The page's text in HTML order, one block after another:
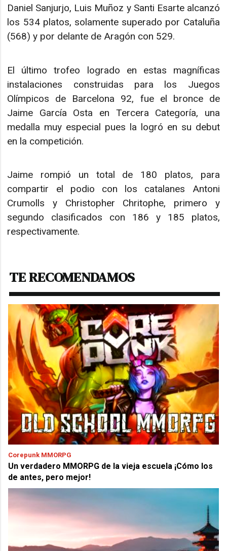
Daniel Sanjurjo, Luis Muñoz y Santi Esarte alcanzó
los 534 platos, solamente superado por Cataluña
(568) y por delante de Aragón con 529.
El último trofeo logrado en estas magníficas
instalaciones construidas para los Juegos
Olímpicos de Barcelona 92, fue el bronce de
Jaime García Osta en Tercera Categoría, una
medalla muy especial pues la logró en su debut
en la competición.
Jaime rompió un total de 180 platos, para
compartir el podio con los catalanes Antoni
Crumolls y Christopher Chritophe, primero y
segundo clasificados con 186 y 185 platos,
respectivamente.
TE RECOMENDAMOS
Corepunk MMORPG
Un verdadero MMORPG de la vieja escuela ¡Cómo los
de antes, pero mejor!